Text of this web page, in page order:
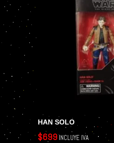
HAN SOLO
$699INCLUYE IVA